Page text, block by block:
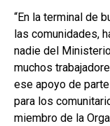
“En la terminal de
las comunidades,
nadie del
muchos
ese apoyo de
para los
miembro de la